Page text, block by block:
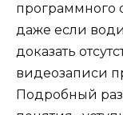
программного
даже если
доказать
видеозаписи
Подробный